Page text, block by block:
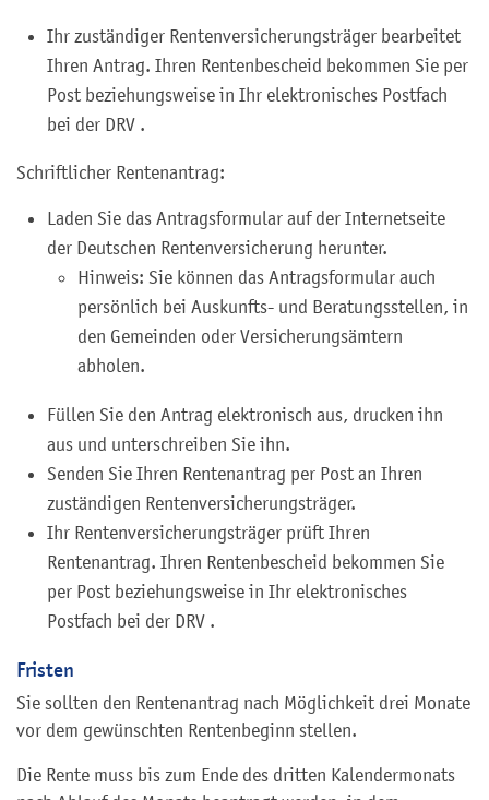
Ihr zuständiger Rentenversicherungsträger bearbeitet
Ihren Antrag. Ihren Rentenbescheid bekommen Sie per
Post beziehungsweise in Ihr elektronisches Postfach
bei der DRV .
Schriftlicher Rentenantrag:
Laden Sie das Antragsformular auf der Internetseite
der Deutschen Rentenversicherung herunter.
Hinweis: Sie können das Antragsformular auch
persönlich bei Auskunfts-­ und Beratungsstellen, in
den Gemeinden oder Versicherungsämtern
abholen.
Füllen Sie den Antrag elektronisch aus, drucken ihn
aus und unterschreiben Sie ihn.
Senden Sie Ihren Rentenantrag per Post an Ihren
zuständigen Rentenversicherungsträger.
Ihr Rentenversicherungsträger prüft Ihren
Rentenantrag. Ihren Rentenbescheid bekommen Sie
per Post beziehungsweise in Ihr elektronisches
Postfach bei der DRV .
Fristen
Sie sollten den Rentenantrag nach Möglichkeit drei Monate
vor dem gewünschten Rentenbeginn stellen.
Die Rente muss bis zum Ende des dritten Kalendermonats